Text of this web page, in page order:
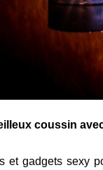
coussin
et gadgets sexy